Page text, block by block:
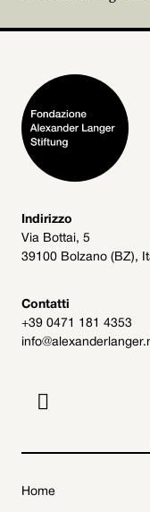
Indirizzo
Via Bottai, 5
39100 Bolzano (BZ),
Contatti
+39 0471 181 4353

Home